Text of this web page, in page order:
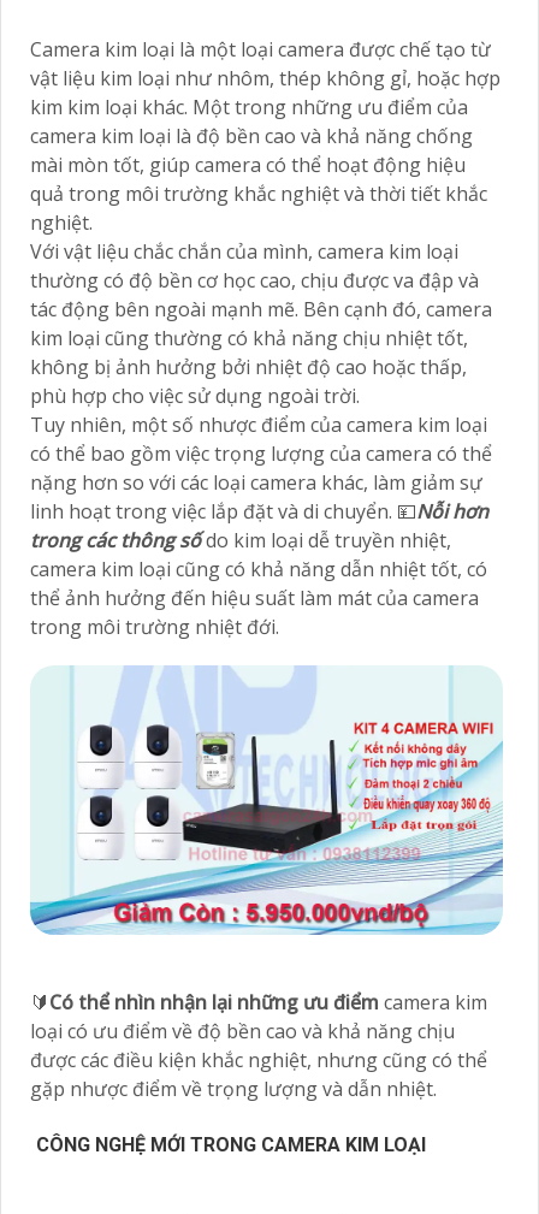
Camera kim loại là một loại camera được chế tạo từ
vật liệu kim loại như nhôm, thép không gỉ, hoặc hợp
kim kim loại khác. Một trong những ưu điểm của
camera kim loại là độ bền cao và khả năng chống
mài mòn tốt, giúp camera có thể hoạt động hiệu
quả trong môi trường khắc nghiệt và thời tiết khắc
nghiệt.
Với vật liệu chắc chắn của mình, camera kim loại
thường có độ bền cơ học cao, chịu được va đập và
tác động bên ngoài mạnh mẽ. Bên cạnh đó, camera
kim loại cũng thường có khả năng chịu nhiệt tốt,
không bị ảnh hưởng bởi nhiệt độ cao hoặc thấp,
phù hợp cho việc sử dụng ngoài trời.
Tuy nhiên, một số nhược điểm của camera kim loại
có thể bao gồm việc trọng lượng của camera có thể
nặng hơn so với các loại camera khác, làm giảm sự
linh hoạt trong việc lắp đặt và di chuyển. 💴Nỗi hơn
trong các thông sốdo kim loại dễ truyền nhiệt,
camera kim loại cũng có khả năng dẫn nhiệt tốt, có
thể ảnh hưởng đến hiệu suất làm mát của camera
trong môi trường nhiệt đới.
🔰Có thể nhìn nhận lại những ưu điểm camera kim
loại có ưu điểm về độ bền cao và khả năng chịu
được các điều kiện khắc nghiệt, nhưng cũng có thể
gặp nhược điểm về trọng lượng và dẫn nhiệt.
CÔNG NGHỆ MỚI TRONG CAMERA KIM LOẠI